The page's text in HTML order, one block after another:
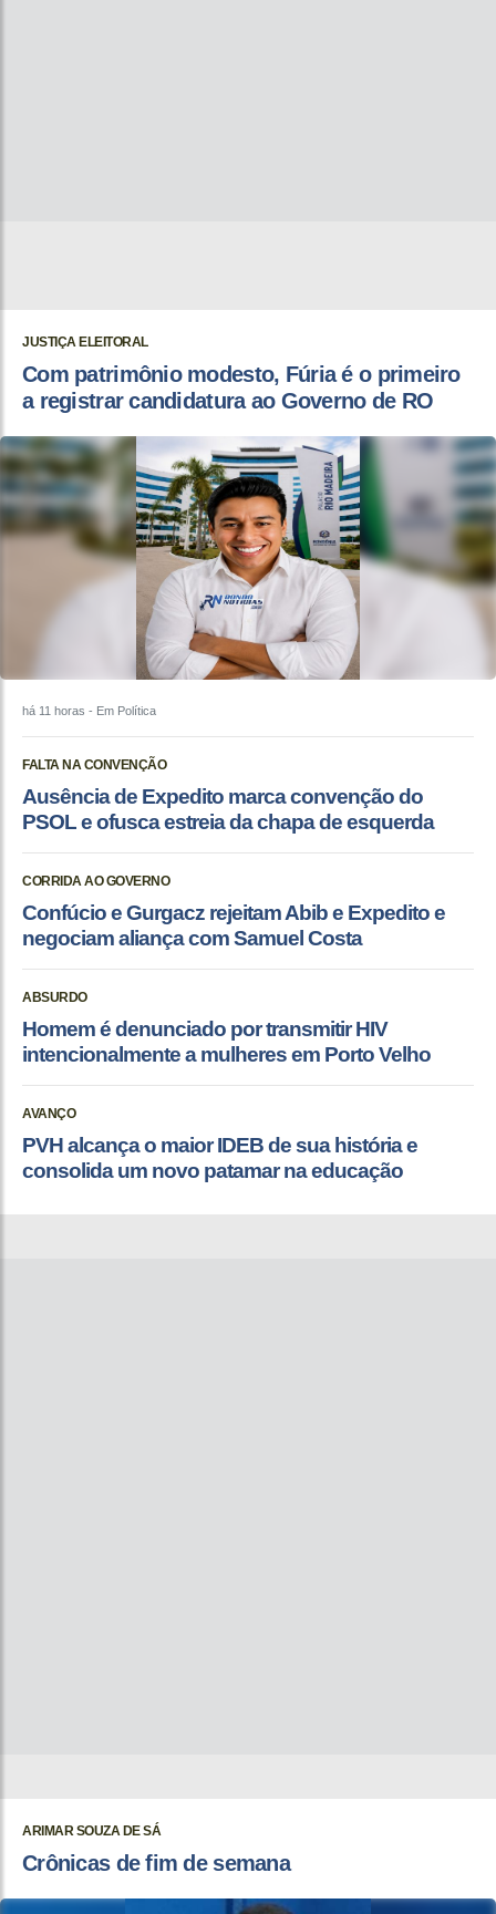
JUSTIÇA ELEITORAL
Com patrimônio modesto, Fúria é o primeiro
a registrar candidatura ao Governo de RO
há 11 horas - Em Política
FALTA NA CONVENÇÃO
Ausência de Expedito marca convenção do
PSOL e ofusca estreia da chapa de esquerda
CORRIDA AO GOVERNO
Confúcio e Gurgacz rejeitam Abib e Expedito e
negociam aliança com Samuel Costa
ABSURDO
Homem é denunciado por transmitir HIV
intencionalmente a mulheres em Porto Velho
AVANÇO
PVH alcança o maior IDEB de sua história e
consolida um novo patamar na educação
ARIMAR SOUZA DE SÁ
Crônicas de fim de semana